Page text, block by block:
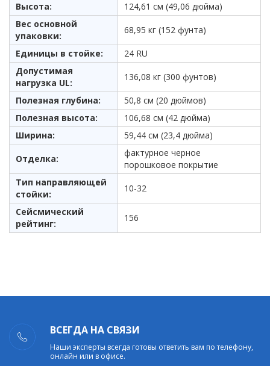
Высота:
124,61 см (49,06 дюйма)
Вес основной
упаковки:
68,95 кг (152 фунта)
Единицы в стойке:
24 RU
Допустимая
нагрузка UL:
136,08 кг (300 фунтов)
Полезная глубина:
50,8 см (20 дюймов)
Полезная высота:
106,68 см (42 дюйма)
Ширина:
59,44 см (23,4 дюйма)
Отделка:
фактурное черное
порошковое покрытие
Тип направляющей
стойки:
10-32
Сейсмический
рейтинг:
156
ВСЕГДА НА СВЯЗИ
Наши эксперты всегда готовы ответить вам по телефону,
онлайн или в офисе.